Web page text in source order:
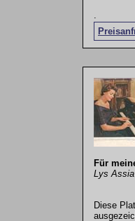
Für
Lys Assia
Diese